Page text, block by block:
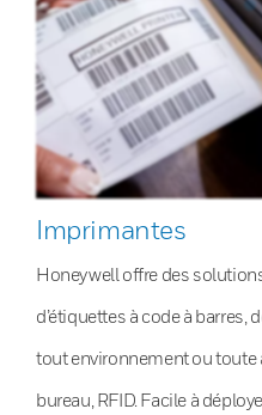
Imprimantes
Honeywell offre des
d’étiquettes à code à barres,
tout environnement ou toute
bureau, RFID. Facile à